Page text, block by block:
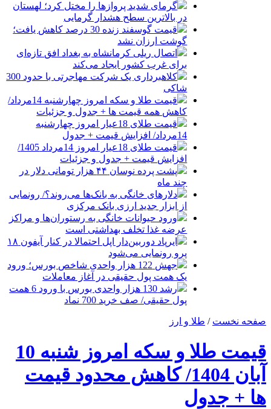
گرمای شدید پروازها را مختل کرد؛ لهستان
در بالاترین سطح هشدار گرمایی
قیمت گوسفند زنده 30 درصد کاهش یافت؛
گوشت ارزان نشد
اتصال ریلی کرمانشاه به بغداد افق تازه‌ای
برای غرب کشور ایجاد می‌کند
کلاهبرداری یک شرکت مهاجرتی با حدود 300
شاکی
قیمت طلا و سکه امروز چهارشنبه 14مرداد/
کاهش همه قیمت ها + جدول و جزئیات
قیمت طلای 18عیار امروز چهارشنبه
14مرداد/ افزایش قیمت + جدول
قیمت طلای 18عیار امروز 14مرداد 1405/
افزایش قیمت + جدول و جزئیات
پشت پرده نوسان ۴۴ هزار تومانی دلار در
چند ماه
دلارهای خانگی به بانک‌ها می‌روند؟/ رونمایی
از ابزار جدید ارزی بانک مرکزی
ورود حیوانات خانگی به رستوران‌ها و مراکز
عرضه غذا تخلف بهداشتی است
ایرپاد دوربین‌دار اپل احتمالا در کنار آیفون ۱۸
پرو رونمایی می‌شود
جهش 122 هزار واحدی شاخص بورس؛ ورود
یک همت پول حقیقی در آغاز معاملات
رشد 130 هزار واحدی بورس با ورود 6 همت
پول حقیقی/ صف خرید 700 نماد
صفحه نخست / طلا و ارز
قیمت طلا و سکه امروز شنبه 10
آبان 1404/ کاهش محدود قیمت
ها + جدول